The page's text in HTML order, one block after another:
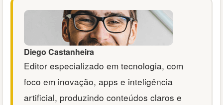
Diego Castanheira
Editor especializado em tecnologia, com
foco em inovação, apps e inteligência
artificial, produzindo conteúdos claros e